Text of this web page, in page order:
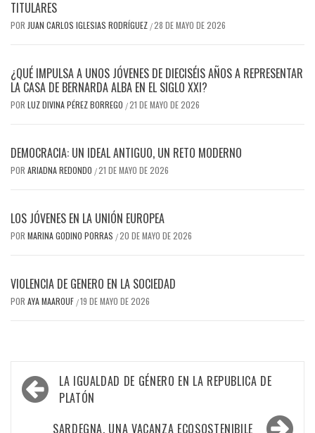
TITULARES
POR JUAN CARLOS IGLESIAS RODRÍGUEZ /28 DE MAYO DE 2026
¿QUÉ IMPULSA A UNOS JÓVENES DE DIECISÉIS AÑOS A REPRESENTAR
LA CASA DE BERNARDA ALBA EN EL SIGLO XXI?
POR LUZ DIVINA PÉREZ BORREGO /21 DE MAYO DE 2026
DEMOCRACIA: UN IDEAL ANTIGUO, UN RETO MODERNO
POR ARIADNA REDONDO /21 DE MAYO DE 2026
LOS JÓVENES EN LA UNIÓN EUROPEA
POR MARINA GODINO PORRAS /20 DE MAYO DE 2026
VIOLENCIA DE GENERO EN LA SOCIEDAD
POR AYA MAAROUF /19 DE MAYO DE 2026
Navegación
de
entradas
LA IGUALDAD DE GÉNERO EN LA REPUBLICA DE
PLATÓN
SARDEGNA. UNA VACANZA ECOSOSTENIBILE